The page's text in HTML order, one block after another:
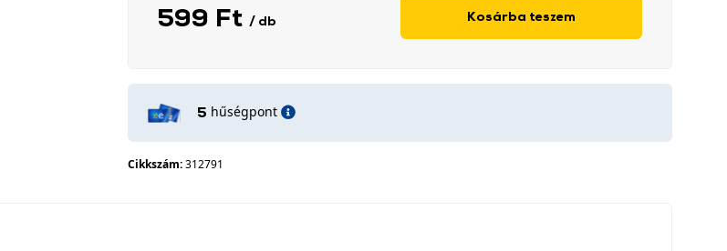
599 Ft / db Kosárba teszem
5 hűségpont
Cikkszám:312791